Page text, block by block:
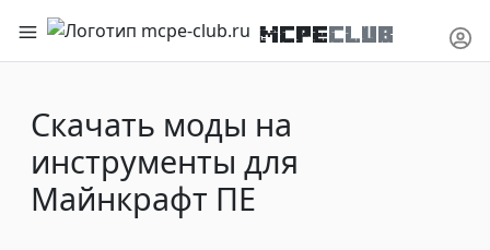
MCPECLUB
Скачать моды на
инструменты для
Майнкрафт ПЕ